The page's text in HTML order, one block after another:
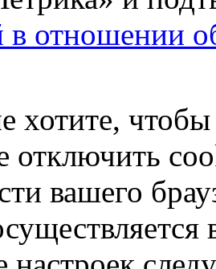
в отношении
хотите,
вашего